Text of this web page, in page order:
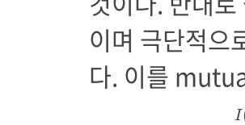
이며 극단적으
다. 이를
I